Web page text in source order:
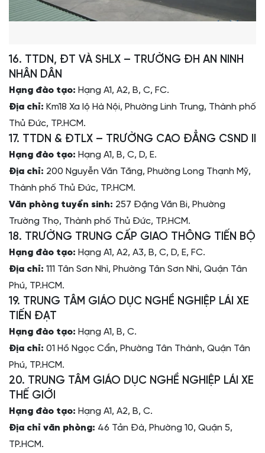
16. TTDN, ĐT VÀ SHLX – TRƯỜNG ĐH AN NINH
NHÂN DÂN
Hạng đào tạo: Hạng A1, A2, B, C, FC.
Địa chỉ: Km18 Xa lộ Hà Nội, Phường Linh Trung, Thành phố
Thủ Đức, TP.HCM.
17. TTDN & ĐTLX – TRƯỜNG CAO ĐẲNG CSND II
Hạng đào tạo: Hạng A1, B, C, D, E.
Địa chỉ: 200 Nguyễn Văn Tăng, Phường Long Thạnh Mỹ,
Thành phố Thủ Đức, TP.HCM.
Văn phòng tuyển sinh: 257 Đặng Văn Bi, Phường
Trường Thọ, Thành phố Thủ Đức, TP.HCM.
18. TRƯỜNG TRUNG CẤP GIAO THÔNG TIẾN BỘ
Hạng đào tạo: Hạng A1, A2, A3, B, C, D, E, FC.
Địa chỉ: 111 Tân Sơn Nhì, Phường Tân Sơn Nhì, Quận Tân
Phú, TP.HCM.
19. TRUNG TÂM GIÁO DỤC NGHỀ NGHIỆP LÁI XE
TIẾN ĐẠT
Hạng đào tạo: Hạng A1, B, C.
Địa chỉ: 01 Hồ Ngọc Cẩn, Phường Tân Thành, Quận Tân
Phú, TP.HCM.
20. TRUNG TÂM GIÁO DỤC NGHỀ NGHIỆP LÁI XE
THẾ GIỚI
Hạng đào tạo: Hạng A1, A2, B, C.
Địa chỉ văn phòng: 46 Tản Đà, Phường 10, Quận 5,
TP.HCM.